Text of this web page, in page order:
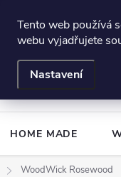
Tento web používá
webu vyjadřujete
Nastavení
HOME MADE
WoodWick Rosewood